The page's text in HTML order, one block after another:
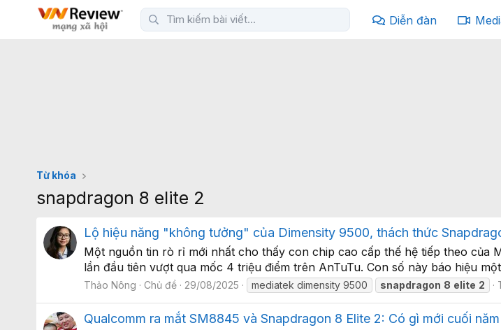
Diễn đàn
Từ khóa
snapdragon 8 elite 2
Lộ hiệu năng "không tưởng" của Dimensity 9500, thách thức
Một nguồn tin rò rỉ mới nhất cho thấy con chip cao cấp thế hệ tiếp theo của
lần đầu tiên vượt qua mốc 4 triệu điểm trên AnTuTu. Con số này báo hiệu
Thảo Nông Chủ đề 29/08/2025 mediatek dimensity 9500 snapdragon 8 elite 2
Qualcomm ra mắt SM8845 và Snapdragon 8 Elite 2: Có gì mới cuối